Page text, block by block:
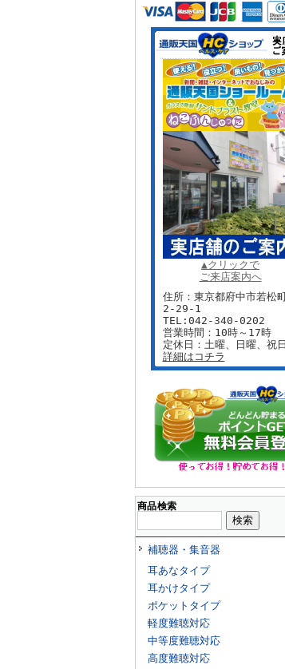
▲クリックで
ご来店案内へ
住所：東京都府中市若松
2-29-1
TEL:042-340-0202
営業時間：10時～17時
定休日：土曜、日曜、祝日
詳細はコチラ
商品検索
補聴器・集音器
耳あなタイプ
耳かけタイプ
ポケットタイプ
軽度難聴対応
中等度難聴対応
高度難聴対応